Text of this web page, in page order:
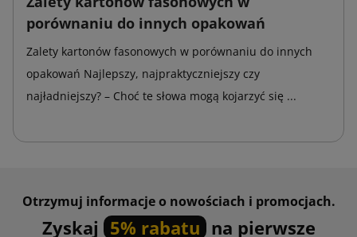
dopasować odpowiednie elementy, które znajdą się na
zamówionychopakowaniachlub akcesoriach.
Kartony klapowe z nadrukiemto doskonały wybór dla osób,
które chcą wyeksponować logo swojej marki. Taki zabieg
więzi z klientem. W przypadku kartonów nie powinien
Taśma klejąca z nadrukiemstanowi potężne narzędzie
porównaniu do innych opakowań
Zalety kartonów fasonowych w porównaniu do innych
opakowań Najlepszy, najpraktyczniejszy czy
najładniejszy? – Choć te słowa mogą kojarzyć się ...
Otrzymuj informacje o nowościach i promocjach.
Zyskaj 5% rabatu na pierwsze